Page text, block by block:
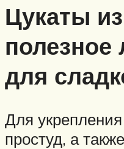
Цукаты
полезное
для
Для
простуд, а